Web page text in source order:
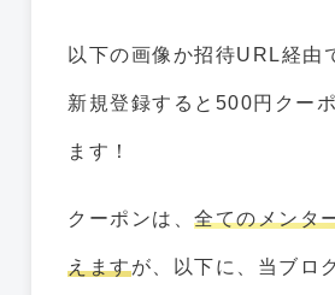
以下の画像か招待URL経由
新規登録すると500円クー
ます！
クーポンは、 全てのメンタ
えますが、以下に、当ブロ